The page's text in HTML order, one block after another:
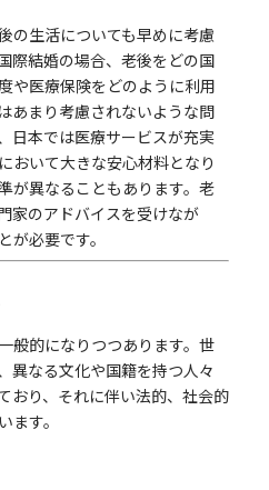
の生活についても早めに考慮
際結婚の場合、老後をどの国
や医療保険をどのように利用
あまり考慮されないような問
日本では医療サービスが充実
おいて大きな安心材料となり
が異なることもあります。老
家のアドバイスを受けなが
が必要です。
般的になりつつあります。世
異なる文化や国籍を持つ人々
おり、それに伴い法的、社会的
ます。